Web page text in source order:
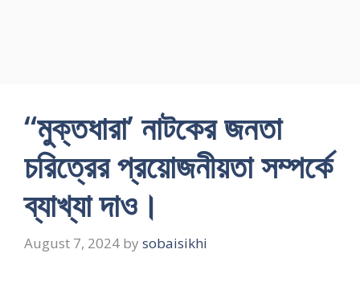
“মুক্তধারা’ নাটকের জনতা
চরিত্রের প্রয়োজনীয়তা সম্পর্কে
ব্যাখ্যা দাও।
August 7, 2024 by sobaisikhi